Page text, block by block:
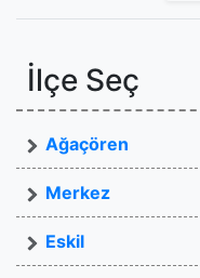
İlçe Seç
Ağaçören
Merkez
Eskil